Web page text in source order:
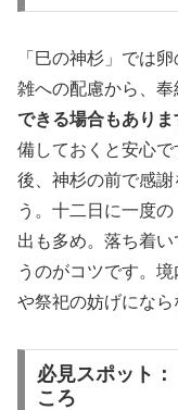
「巳の神杉」では
雑への配慮から、
できる場合もあり
備しておくと安心
後、神杉の前で感
う。十二日に一度
出も多め。落ち着
うのがコツです。
や祭祀の妨げになら
必見スポット
ころ